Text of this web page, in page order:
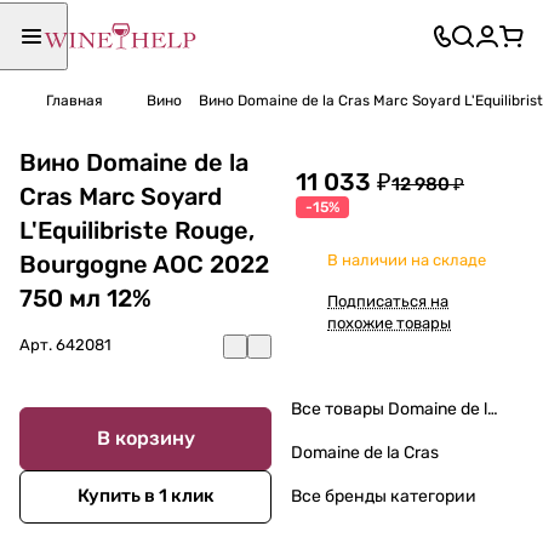
Главная Вино Вино Domaine de la Cras Marc Soyard
Вино Domaine de la
Cras Marc Soyard
L'Equilibriste Rouge,
Bourgogne AOC 2022
750 мл 12%
Арт. 642081
В корзину
Купить в 1 клик
11 033 ₽12 980 ₽
-15%
В наличии на складе
Подписаться на
похожие товары
Все товары Domaine de la Cras
Domaine de la Cras
Все бренды категории